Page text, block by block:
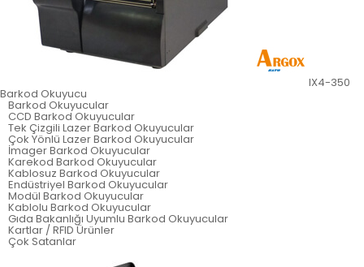
IX4-350
Barkod Okuyucu
Barkod Okuyucular
CCD Barkod Okuyucular
Tek Çizgili Lazer Barkod Okuyucular
Çok Yönlü Lazer Barkod Okuyucular
İmager Barkod Okuyucular
Karekod Barkod Okuyucular
Kablosuz Barkod Okuyucular
Endüstriyel Barkod Okuyucular
Modül Barkod Okuyucular
Kablolu Barkod Okuyucular
Gıda Bakanlığı Uyumlu Barkod Okuyucular
Kartlar / RFID Ürünler
Çok Satanlar